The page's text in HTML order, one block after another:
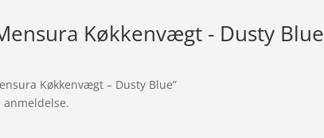
Køkkenvægt - Dusty Blue
Køkkenvægt – Dusty Blue”